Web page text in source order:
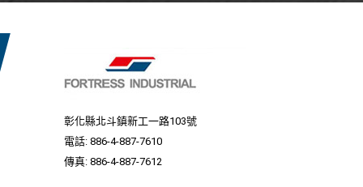
彰化縣北斗鎮新工一路103號
電話: 886-4-887-7610
傳真: 886-4-887-7612